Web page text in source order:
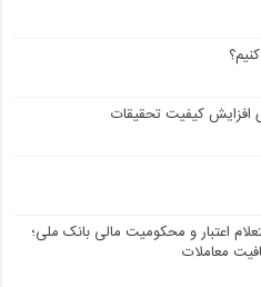
اعتبار و محکومیت مالی بانک ملی؛
معاملات